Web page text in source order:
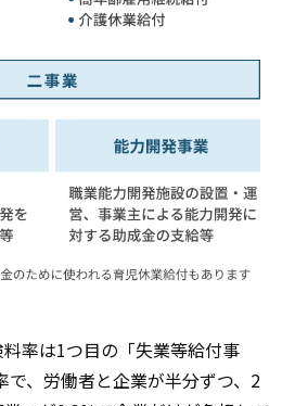
率は1つ目の「失業等給付事
で、労働者と企業が半分ずつ、2